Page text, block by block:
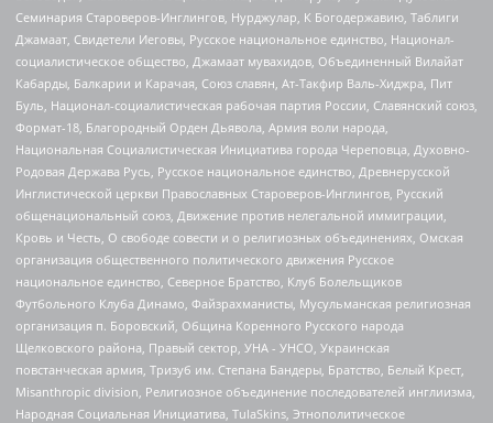
Семинария Староверов-Инглингов, Нурджулар, К Богодержавию, Таблиги
Джамаат, Свидетели Иеговы, Русское национальное единство, Национал-
социалистическое общество, Джамаат мувахидов, Объединенный Вилайат
Кабарды, Балкарии и Карачая, Союз славян, Ат-Такфир Валь-Хиджра, Пит
Буль, Национал-социалистическая рабочая партия России, Славянский союз,
Формат-18, Благородный Орден Дьявола, Армия воли народа,
Национальная Социалистическая Инициатива города Череповца, Духовно-
Родовая Держава Русь, Русское национальное единство, Древнерусской
Инглистической церкви Православных Староверов-Инглингов, Русский
общенациональный союз, Движение против нелегальной иммиграции,
Кровь и Честь, О свободе совести и о религиозных объединениях, Омская
организация общественного политического движения Русское
национальное единство, Северное Братство, Клуб Болельщиков
Футбольного Клуба Динамо, Файзрахманисты, Мусульманская религиозная
организация п. Боровский, Община Коренного Русского народа
Щелковского района, Правый сектор, УНА - УНСО, Украинская
повстанческая армия, Тризуб им. Степана Бандеры, Братство, Белый Крест,
Misanthropic division, Религиозное объединение последователей инглиизма,
Народная Социальная Инициатива, TulaSkins, Этнополитическое